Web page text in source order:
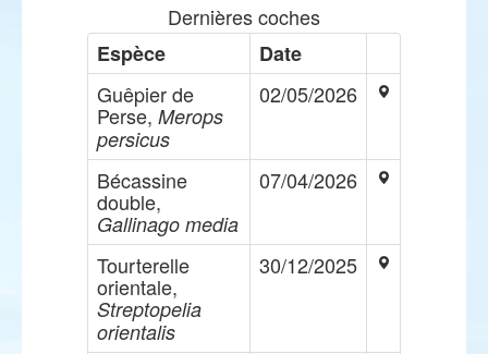
Dernières coches
Espèce
Date
Guêpier de
Perse, Merops
persicus
02/05/2026
Bécassine
double,
Gallinago media
07/04/2026
Tourterelle
orientale,
Streptopelia
orientalis
30/12/2025